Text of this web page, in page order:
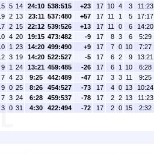
5 14 24:10 538:515 +23 17 10 4 3 11:23
2 13 23:11 537:480 +57 17 11 1 5 17:17
2 15 22:12 539:526 +13 17 11 0 6 14:20
4 20 19:15 473:482 -9 17 8 3 6 5:29
1 23 14:20 499:490 +9 17 7 0 10 7:27
3 19 14:20 522:527 -5 17 6 2 9 13:21
9 1 24 13:21 459:485 -26 17 6 1 10 6:28
7 4 23 9:25 442:489 -47 17 3 3 11 9:25
9 0 25 8:26 454:527 -73 17 4 0 13 10:24
7 3 24 6:28 459:537 -78 17 2 2 13 11:23
3 0 31 4:30 422:494 -72 17 2 0 15 2:32